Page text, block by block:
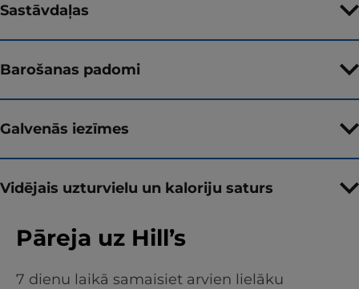
Sastāvdaļas
Barošanas padomi
Galvenās iezīmes
Vidējais uzturvielu un kaloriju saturs
Pāreja uz Hill’s
7 dienu laikā samaisiet arvien lielāku